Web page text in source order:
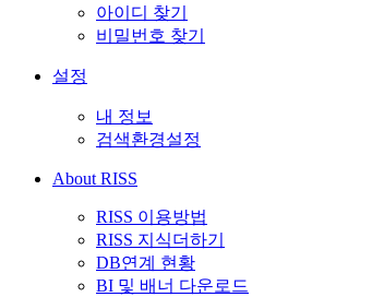
아이디 찾기
비밀번호 찾기
설정
내 정보
검색환경설정
About RISS
RISS 이용방법
RISS 지식더하기
DB연계 현황
BI 및 배너 다운로드